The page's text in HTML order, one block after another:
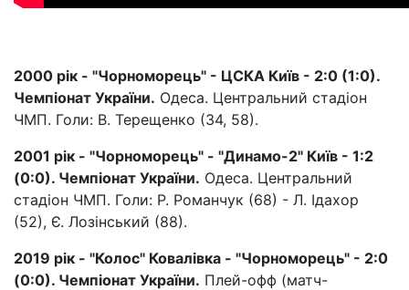
2000 рік - "Чорноморець" - ЦСКА Київ - 2:0 (1:0).
Чемпіонат України. Одеса. Центральний стадіон
ЧМП. Голи: В. Терещенко (34, 58).
2001 рік - "Чорноморець" - "Динамо-2" Київ - 1:2
(0:0). Чемпіонат України. Одеса. Центральний
стадіон ЧМП. Голи: Р. Романчук (68) - Л. Ідахор
(52), Є. Лозінський (88).
2019 рік - "Колос" Ковалівка - "Чорноморець" - 2:0
(0:0). Чемпіонат України. Плей-офф (матч-